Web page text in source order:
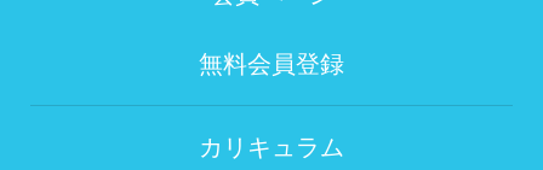
無料会員登録
カリキュラム